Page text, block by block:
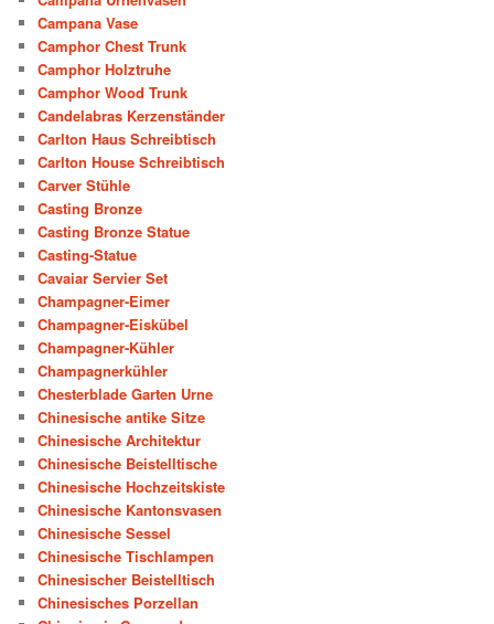
Campana Vase
Camphor Chest Trunk
Camphor Holztruhe
Camphor Wood Trunk
Candelabras Kerzenständer
Carlton Haus Schreibtisch
Carlton House Schreibtisch
Carver Stühle
Casting Bronze
Casting Bronze Statue
Casting-Statue
Cavaiar Servier Set
Champagner-Eimer
Champagner-Eiskübel
Champagner-Kühler
Champagnerkühler
Chesterblade Garten Urne
Chinesische antike Sitze
Chinesische Architektur
Chinesische Beistelltische
Chinesische Hochzeitskiste
Chinesische Kantonsvasen
Chinesische Sessel
Chinesische Tischlampen
Chinesischer Beistelltisch
Chinesisches Porzellan